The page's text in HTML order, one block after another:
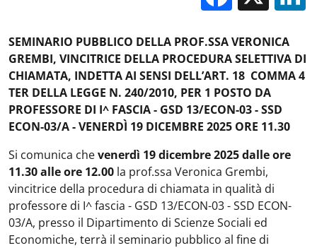
SEMINARIO PUBBLICO DELLA PROF.SSA VERONICA
GREMBI, VINCITRICE DELLA PROCEDURA SELETTIVA DI
CHIAMATA, INDETTA AI SENSI DELL’ART. 18 COMMA 4
TER DELLA LEGGE N. 240/2010, PER 1 POSTO DA
PROFESSORE DI I^ FASCIA - GSD 13/ECON-03 - SSD
ECON-03/A - VENERDÌ 19 DICEMBRE 2025 ORE 11.30
Si comunica chevenerdì 19 dicembre 2025 dalle ore
11.30 alle ore 12.00 la prof.ssa Veronica Grembi,
vincitrice della procedura di chiamata in qualità di
professore di I^ fascia - GSD 13/ECON-03 - SSD ECON-
03/A, presso il Dipartimento di Scienze Sociali ed
Economiche, terrà il seminario pubblico al fine di